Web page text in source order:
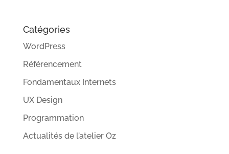
Catégories
WordPress
Référencement
Fondamentaux Internets
UX Design
Programmation
Actualités de l’atelier Oz